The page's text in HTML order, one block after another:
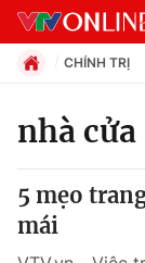
Chuyên mục
Chính trị
CHÍNH TRỊ
nhà cửa
5 mẹo
mái